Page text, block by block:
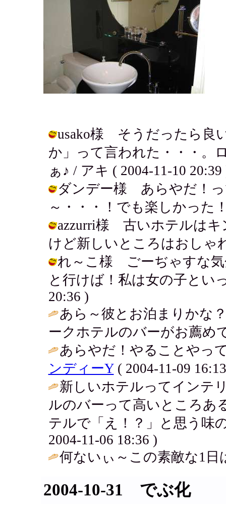
usako様 そうだったら良
か」って言われた・・・。
ぁ♪ / アキ ( 2004-11-10 20:39
ダンデー様 あらやだ！っ
～・・・！でも楽しかった
azzurri様 古いホテルはキ
けど新しいところはおしゃ
れ～こ様 ごーぢゃすな気
と行けば！私は女の子とい
20:36 )
あら～彼とお泊まりかな
ークホテルのバーがお薦
あらやだ！やることやっ
ンディーY( 2004-11-09
新しいホテルってインテ
ルのバーって高いところあ
テルで「え！？」と思う味
2004-11-06 18:36 )
何ないぃ～この素敵な1
2004-10-31 でぶ化